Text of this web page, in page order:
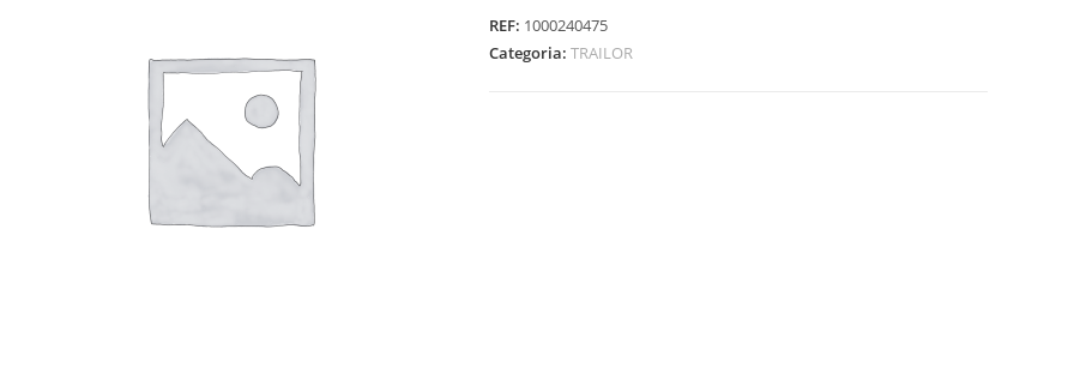
REF: 1000240475
Categoria: TRAILOR